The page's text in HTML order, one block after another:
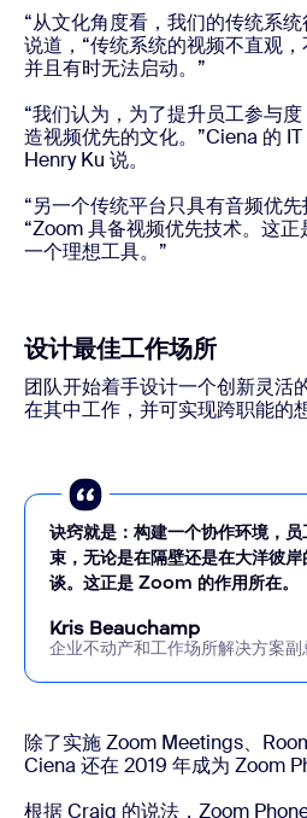
“从文化角度看，我们的传统系
说道，“传统系统的视频不直观
并且有时无法启动。”
“我们认为，为了提升员工参与
造视频优先的文化。”Ciena 的
Henry Ku 说。
“另一个传统平台只具有音频优先
“Zoom 具备视频优先技术。这
一个理想工具。”
设计最佳工作场所
团队开始着手设计一个创新灵活
在其中工作，并可实现跨职能的
诀窍就是：构建一个协作环境，
束，无论是在隔壁还是在大洋彼
谈。这正是 Zoom 的作用所在。
Kris Beauchamp
企业不动产和工作场所解决方案副
除了实施 Zoom Meetings、
Ciena 还在 2019 年成为 Zoom
根据 Craig 的说法，Zoom